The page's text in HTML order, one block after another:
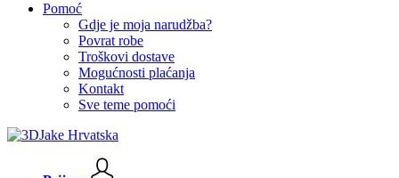
Pomoć
Gdje je moja narudžba?
Povrat robe
Troškovi dostave
Mogućnosti plaćanja
Kontakt
Sve teme pomoći